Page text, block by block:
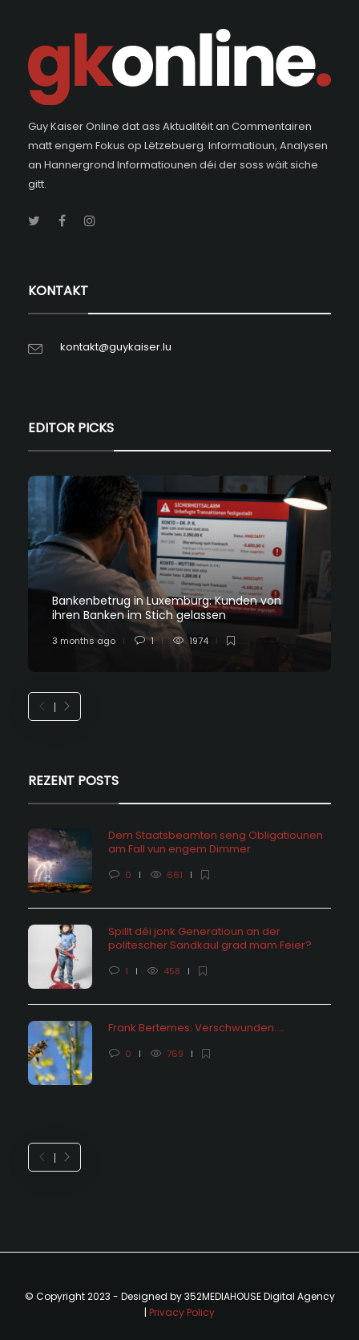
Guy Kaiser Online dat ass Aktualitéit an Commentairen
matt engem Fokus op Lëtzebuerg. Informatioun, Analysen
an Hannergrond Informatiounen déi der soss wäit siche
gitt.
KONTAKT
kontakt@guykaiser.lu
EDITOR PICKS
Bankenbetrug in Luxemburg: Kunden von
ihren Banken im Stich gelassen
3 months ago 1 1974
REZENT POSTS
Dem Staatsbeamten seng Obligatiounen
am Fall vun engem Dimmer
0 661
Spillt déi jonk Generatioun an der
politescher Sandkaul grad mam Feier?
1 458
Frank Bertemes: Verschwunden….
0 769
© Copyright 2023 - Designed by 352MEDIAHOUSE Digital Agency
| Privacy Policy